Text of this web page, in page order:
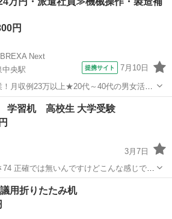
円
Next
中央駅
提携サイト 7月10日
月収例23万以上★20代～40代の男女活躍
あり！◎マイカー通勤OK＆無料駐車場完
可★《宮城県黒川郡大和町》 人気の工
...
他
学習机 高校生 大学受験
3月7日
じです
ました。こいつと一緒に勉強してきてま
これから使ってくれる人もそうなるとい
オフィス用家具
用折りたたみ机